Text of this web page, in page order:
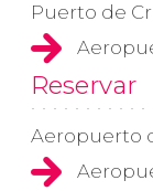
Puerto de
Reservar
Aeropuerto